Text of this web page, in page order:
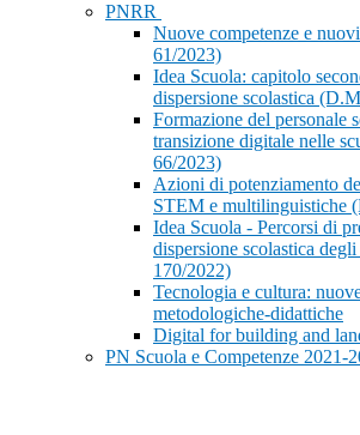
PNRR
Nuove competenze e
61/2023)
Idea Scuola: capitolo
dispersione scolastica
Formazione del personale
transizione digitale nelle
66/2023)
Azioni di potenziamento
STEM e multilinguistiche
Idea Scuola - Percorsi di
dispersione scolastica
170/2022)
Tecnologia e cultura:
metodologiche-didattiche
Digital for building and
PN Scuola e Competenze 2021-